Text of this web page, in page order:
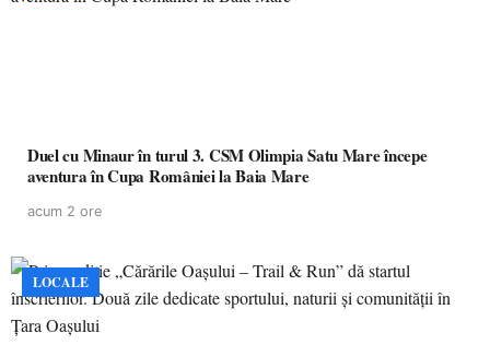
Duel cu Minaur în turul 3. CSM Olimpia Satu Mare începe
aventura în Cupa României la Baia Mare
acum 2 ore
LOCALE